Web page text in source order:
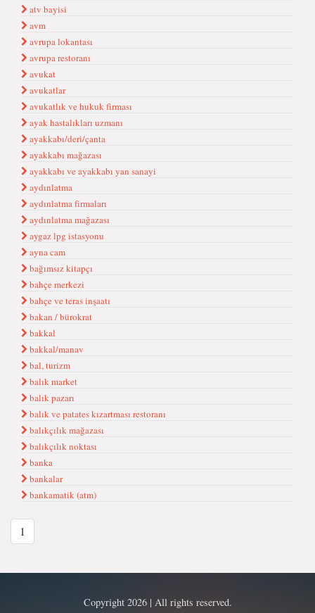
atv bayisi
avm
avrupa lokantası
avrupa restoranı
avukat
avukatlar
avukatlık ve hukuk firması
ayak hastalıkları uzmanı
ayakkabı/deri/çanta
ayakkabı mağazası
ayakkabı ve ayakkabı yan sanayi
aydınlatma
aydınlatma firmaları
aydınlatma mağazası
aygaz lpg istasyonu
ayna cam
bağımsız kitapçı
bahçe merkezi
bahçe ve teras inşaatı
bakan / bürokrat
bakkal
bakkal/manav
bal, turizm
balık market
balık pazarı
balık ve patates kızartması restoranı
balıkçılık mağazası
balıkçılık noktası
banka
bankalar
bankamatik (atm)
1
Copyright 2026 | All rights reserved.